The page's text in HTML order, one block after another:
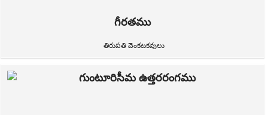
గీరతము
తిరుపతి వెంకటకవులు